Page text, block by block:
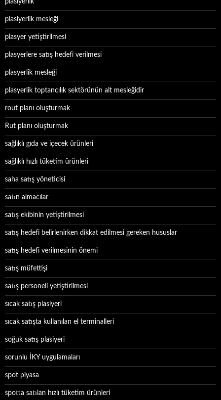
plasiyerlik
plasiyerlik mesleği
plasyer yetiştirilmesi
plasyerlere satış hedefi verilmesi
plasyerlik mesleği
plasyerlik toptancılık sektörünün alt mesleğidir
rout planı oluşturmak
Rut planı oluşturmak
sağlıklı gıda ve içecek ürünleri
sağlıklı hızlı tüketim ürünleri
saha satış yöneticisi
satın almacılar
satış ekibinin yetiştirilmesi
satış hedefi belirlenirken dikkat edilmesi gereken hususlar
satış hedefi verilmesinin önemi
satış müfettişi
satış personeli yetiştirilmesi
sıcak satış plasiyeri
sıcak satışta kullanılan el terminalleri
soğuk satış plasiyeri
sorunlu İKY uygulamaları
spot piyasa
spotta satılan hızlı tüketim ürünleri